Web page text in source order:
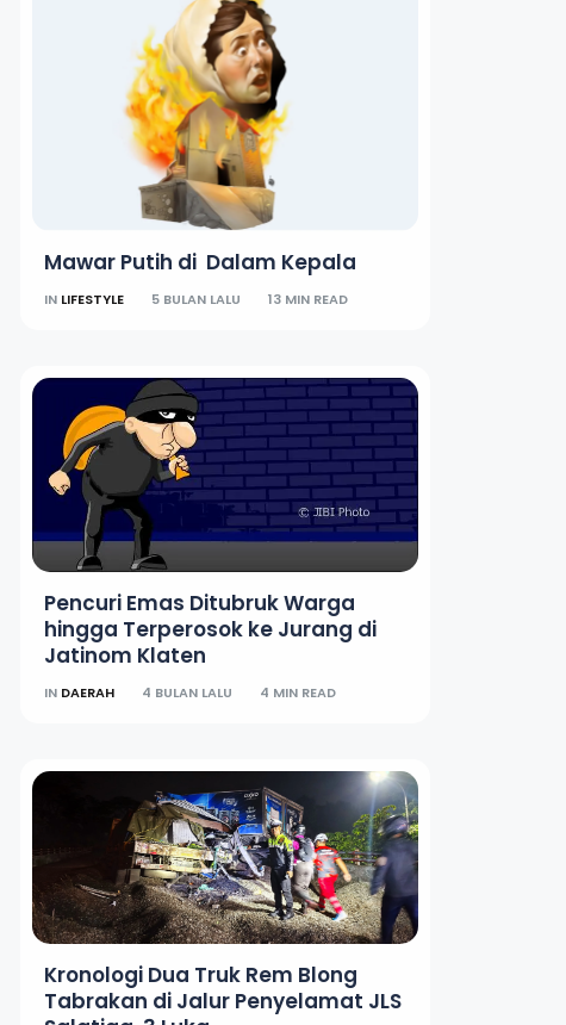
Mawar Putih di Dalam Kepala
IN LIFESTYLE 5 BULAN LALU 13 MIN READ
Pencuri Emas Ditubruk Warga
hingga Terperosok ke Jurang di
Jatinom Klaten
IN DAERAH 4 BULAN LALU 4 MIN READ
Kronologi Dua Truk Rem Blong
Tabrakan di Jalur Penyelamat JLS